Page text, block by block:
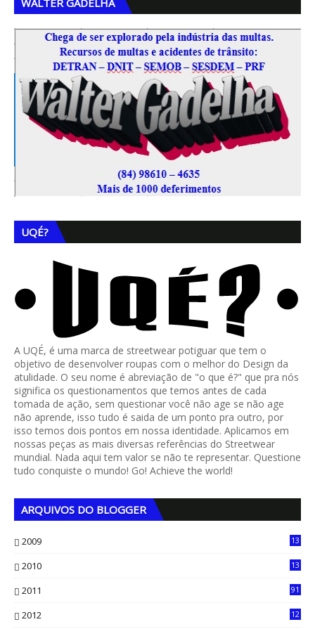
WALTER GADELHA
UQÉ?
A UQÉ, é uma marca de streetwear potiguar que tem o
objetivo de desenvolver roupas com o melhor do Design da
atulidade. O seu nome é abreviação de "o que é?" que pra nós
significa os questionamentos que temos antes de cada
tomada de ação, sem questionar você não age se não age
não aprende, isso tudo é saida de um ponto pra outro, por
isso temos dois pontos em nossa identidade. Aplicamos em
nossas peças as mais diversas referências do Streetwear
mundial. Nada aqui tem valor se não te representar. Questione
tudo conquiste o mundo! Go! Achieve the world!
ARQUIVOS DO BLOGGER
2009
13
2010
13
2011 91
2012
12